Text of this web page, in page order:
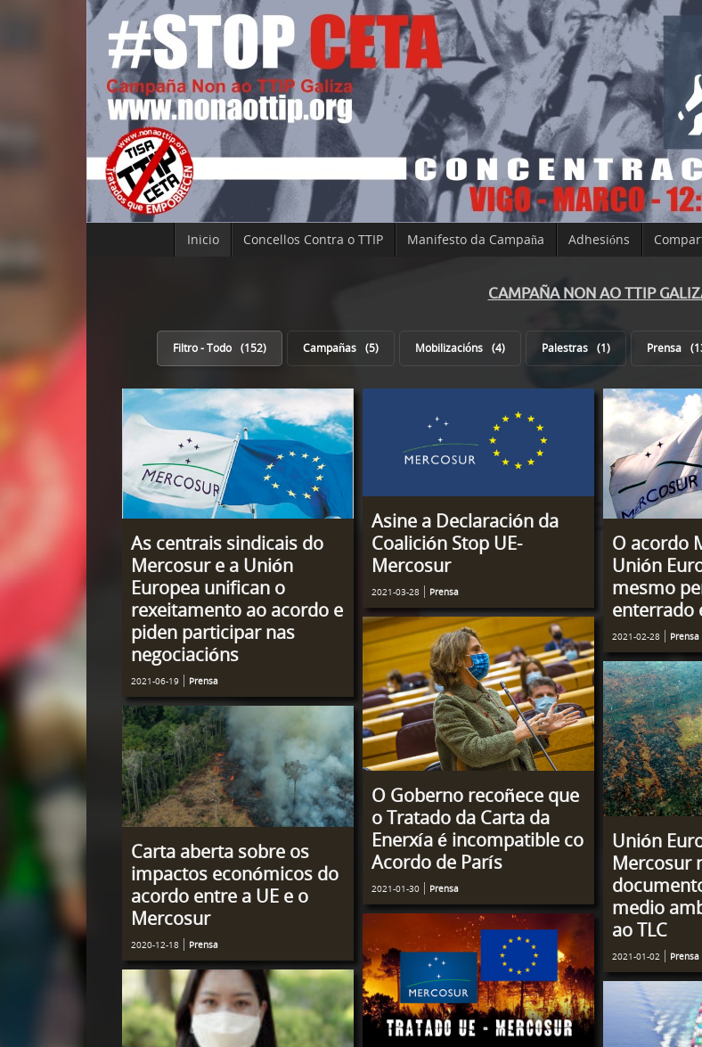
Inicio Concellos Contra o TTIP Manifesto da Campaña Adhesións
CAMPAÑA NON AO TTIP
Filtro - Todo 152 Campañas 5 Mobilizacións 4 Palestras 1 Prensa
As centrais sindicais do
Mercosur e a Unión
Europea unifican o
rexeitamento ao acordo e
piden participar nas
negociacións
2021-06-19 Prensa
Asine a Declaración da
Coalición Stop UE-
Mercosur
2021-03-28 Prensa
O acordo
Unión
mesmo
enterrado
2021-02-28 Prensa
O Goberno recoñece que
o Tratado da Carta da
Enerxía é incompatible co
Acordo de París
2021-01-30 Prensa
Unión
Mercosur
medio
ao TLC
2021-01-02 Prensa
Carta aberta sobre os
impactos económicos do
acordo entre a UE e o
Mercosur
2020-12-18 Prensa